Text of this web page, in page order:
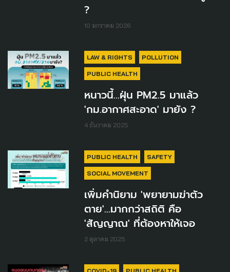
?
10 มกราคม 2026
LAW & RIGHTS POLLUTION
PUBLIC HEALTH
หนาวนี้...ฝุ่น PM2.5 มาแล้ว
'กม.อากาศสะอาด' มายัง ?
4 ธันวาคม 2025
PUBLIC HEALTH SAFETY
SOCIAL MOVEMENT
เพิ่มคำนิยาม 'พยายามฆ่าตัว
ตาย'...มากกว่าสถิติ คือ
'สัญญาณ' ที่ต้องหาให้เจอ
2 ตุลาคม 2025